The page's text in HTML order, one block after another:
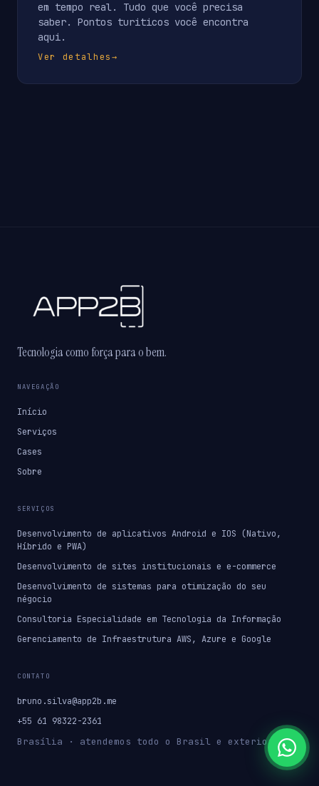
em tempo real. Tudo que você precisa
saber. Pontos turiticos você encontra
aqui.
Ver detalhes→
Tecnologia como força para o bem.
NAVEGAÇÃO
Início
Serviços
Cases
Sobre
SERVIÇOS
Desenvolvimento de aplicativos Android e IOS (Nativo,
Híbrido e PWA)
Desenvolvimento de sites institucionais e e-commerce
Desenvolvimento de sistemas para otimização do seu
négocio
Consultoria Especialidade em Tecnologia da Informação
Gerenciamento de Infraestrutura AWS, Azure e Google
CONTATO
bruno.silva@app2b.me
+55 61 98322-2361
Brasília · atendemos todo o Brasil e exterior